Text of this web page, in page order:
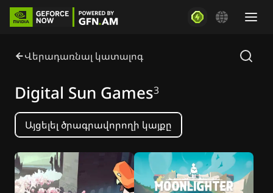
Վերադառնալ կատալոգ
Digital Sun Games3
Այցելել ծրագրավորողի կայքը